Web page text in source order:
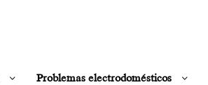
Problemas electrodomésticos